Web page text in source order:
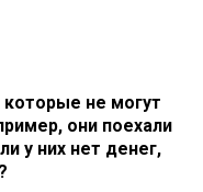
не могут
они поехали
у них нет денег,